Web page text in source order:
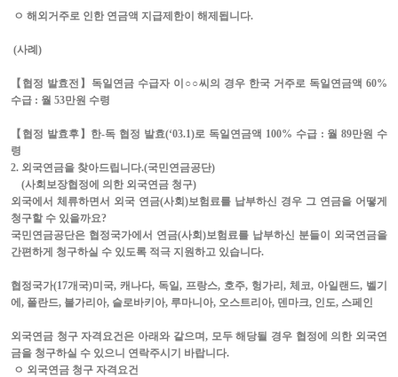
ㅇ 해외거주로 인한 연금액 지급제한이 해제됩니다.
(사례 )
【협정 발효전】독일연금 수급자 이○○씨의 경우 한국 거주로 독일연금액 60%
수급 : 월 53만원 수령
【협정 발효후】한-독 협정 발효(‘03.1)로 독일연금액 100% 수급: 월 89만원 수
령
2. 외국연금을 찾아드립니다.(국민연금공단)
(사회보장협정에 의한 외국연금 청구)
외국에서 체류하면서 외국 연금(사회 )보험료를 납부하신 경우 그 연금을 어떻게
청구할 수 있을까요?
국민연금공단은 협정국가에서 연금(사회 )보험료를 납부하신 분들이 외국연금을
간편하게 청구하실 수 있도록 적극 지원하고 있습니다.
협정국가(17개국)미국, 캐나다, 독일, 프랑스, 호주, 헝가리 , 체코, 아일랜드, 벨기
에 , 폴란드, 불가리아, 슬로바키아, 루마니아, 오스트리아, 덴마크, 인도, 스페인
외국연금 청구 자격요건은 아래와 같으며, 모두 해당될 경우 협정에 의한 외국연
금을 청구하실 수 있으니 연락주시기 바랍니다.
ㅇ 외국연금 청구 자격요건